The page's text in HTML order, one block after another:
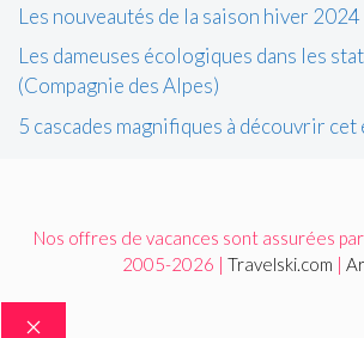
Les nouveautés de la saison hiver 2024
Les dameuses écologiques dans les
(Compagnie des Alpes)
5 cascades magnifiques à découvrir cet
Nos offres de vacances sont assurées
2005-2026 | Travelski.com |